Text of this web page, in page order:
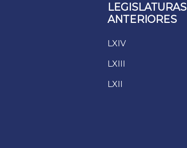
LEGISLATURAS
ANTERIORES
LXIV
LXIII
LXII